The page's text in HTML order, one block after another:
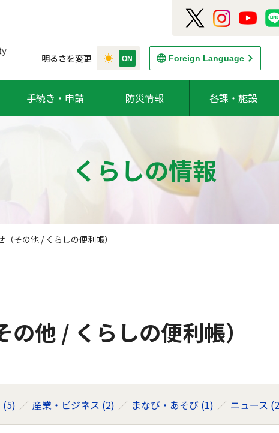
明るさを変更 Foreign Language
手続き・申請 防災情報 各課・施設
くらしの情報
（その他 / くらしの便利帳）
の他 / くらしの便利帳）
(5) 産業・ビジネス (2) まなび・あそび (1) ニュース